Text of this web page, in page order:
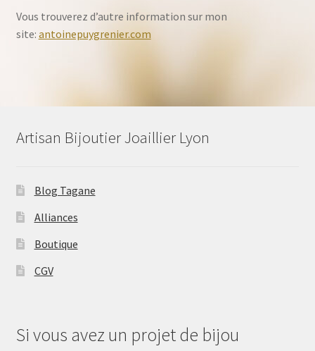
Vous trouverez d’autre information sur mon
site: antoinepuygrenier.com
Artisan Bijoutier Joaillier Lyon
Blog Tagane
Alliances
Boutique
CGV
Si vous avez un projet de bijou